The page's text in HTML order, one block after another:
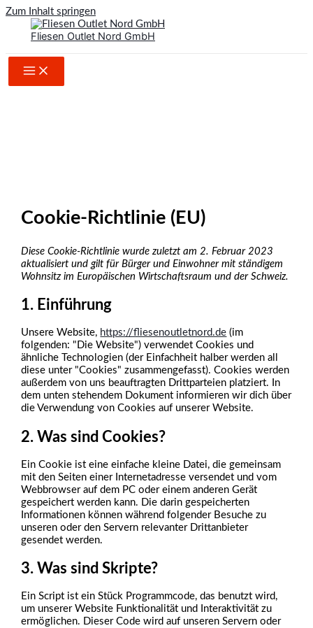
Zum Inhalt springen
Fliesen Outlet Nord GmbH
Cookie-Richtlinie (EU)
Diese Cookie-Richtlinie wurde zuletzt am 2. Februar 2023
aktualisiert und gilt für Bürger und Einwohner mit ständigem
Wohnsitz im Europäischen Wirtschaftsraum und der Schweiz.
1. Einführung
Unsere Website, https://fliesenoutletnord.de (im
folgenden: "Die Website") verwendet Cookies und
ähnliche Technologien (der Einfachheit halber werden all
diese unter "Cookies" zusammengefasst). Cookies werden
außerdem von uns beauftragten Drittparteien platziert. In
dem unten stehendem Dokument informieren wir dich über
die Verwendung von Cookies auf unserer Website.
2. Was sind Cookies?
Ein Cookie ist eine einfache kleine Datei, die gemeinsam
mit den Seiten einer Internetadresse versendet und vom
Webbrowser auf dem PC oder einem anderen Gerät
gespeichert werden kann. Die darin gespeicherten
Informationen können während folgender Besuche zu
unseren oder den Servern relevanter Drittanbieter
gesendet werden.
3. Was sind Skripte?
Ein Script ist ein Stück Programmcode, das benutzt wird,
um unserer Website Funktionalität und Interaktivität zu
ermöglichen. Dieser Code wird auf unseren Servern oder